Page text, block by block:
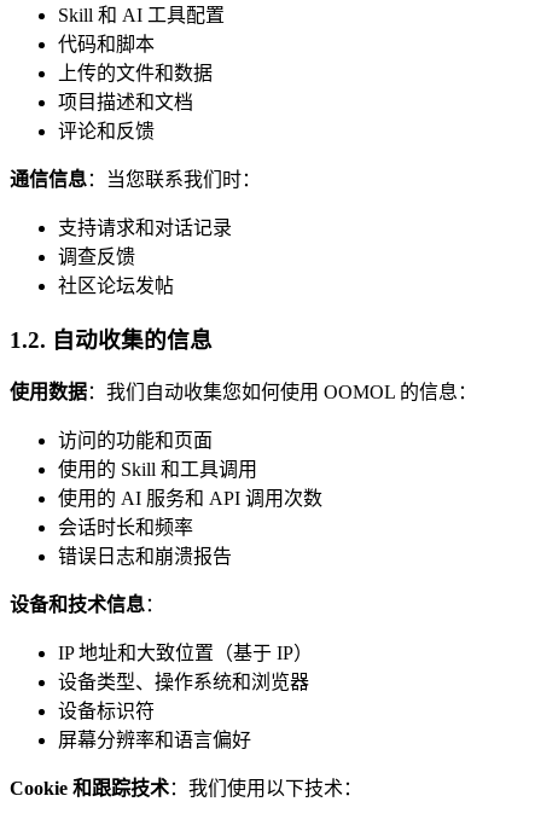
Skill 和 AI 工具配置
代码和脚本
上传的文件和数据
项目描述和文档
评论和反馈
通信信息：当您联系我们时：
支持请求和对话记录
调查反馈
社区论坛发帖
1.2. 自动收集的信息
使用数据：我们自动收集您如何使用 OOMOL 的信息：
访问的功能和页面
使用的 Skill 和工具调用
使用的 AI 服务和 API 调用次数
会话时长和频率
错误日志和崩溃报告
设备和技术信息：
IP 地址和大致位置（基于 IP）
设备类型、操作系统和浏览器
设备标识符
屏幕分辨率和语言偏好
Cookie 和跟踪技术：我们使用以下技术：